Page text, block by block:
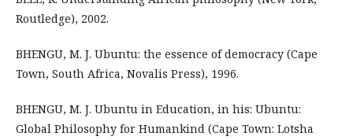
Routledge), 2002.
BHENGU, M. J. Ubuntu: the essence of democracy (Cape
Town, South Africa, Novalis Press), 1996.
BHENGU, M. J. Ubuntu in Education, in his: Ubuntu:
Global Philosophy for Humankind (Cape Town: Lotsha